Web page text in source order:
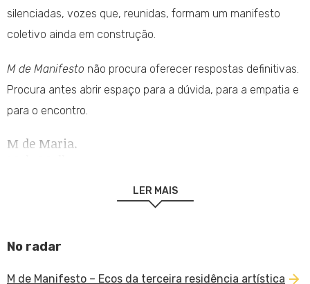
silenciadas, vozes que, reunidas, formam um manifesto
coletivo ainda em construção.
M de Manifesto não procura oferecer respostas definitivas.
Procura antes abrir espaço para a dúvida, para a empatia e
para o encontro.
M de Maria.
LER MAIS
No radar
M de Manifesto – Ecos da terceira residência artística